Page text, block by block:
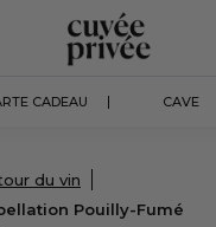
CADEAU CAVE
du vin
Pouilly-Fumé